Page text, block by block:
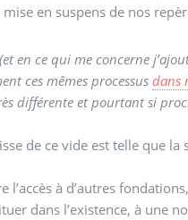
en suspens de nos
(et en ce qui me concerne
ces mêmes processusdans
différente et pourtant si
de ce vide est telle que la
l’accès à d’autres
dans l’existence, à une